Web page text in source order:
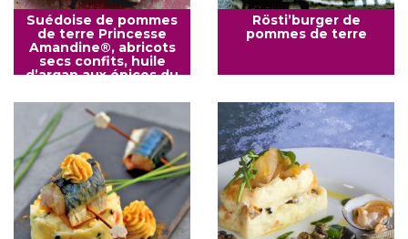
Suédoise de pommes
de terre Princesse
Amandine®, abricots
secs confits, huile
d’argan aux épices du
Rösti’burger de
pommes de terre